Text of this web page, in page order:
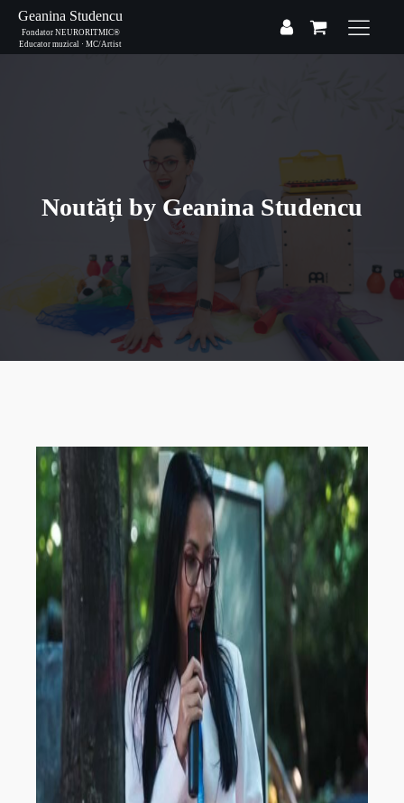
Geanina Studencu
Fondator NEURORITMIC®
Educator muzical · MC/Artist
Noutăți by Geanina Studencu